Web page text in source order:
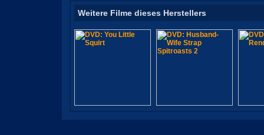
Weitere Filme dieses Herstellers